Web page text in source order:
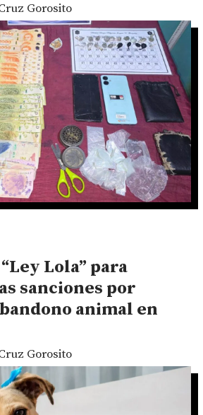
Gorosito
Lola” para
sanciones por
animal en
Gorosito